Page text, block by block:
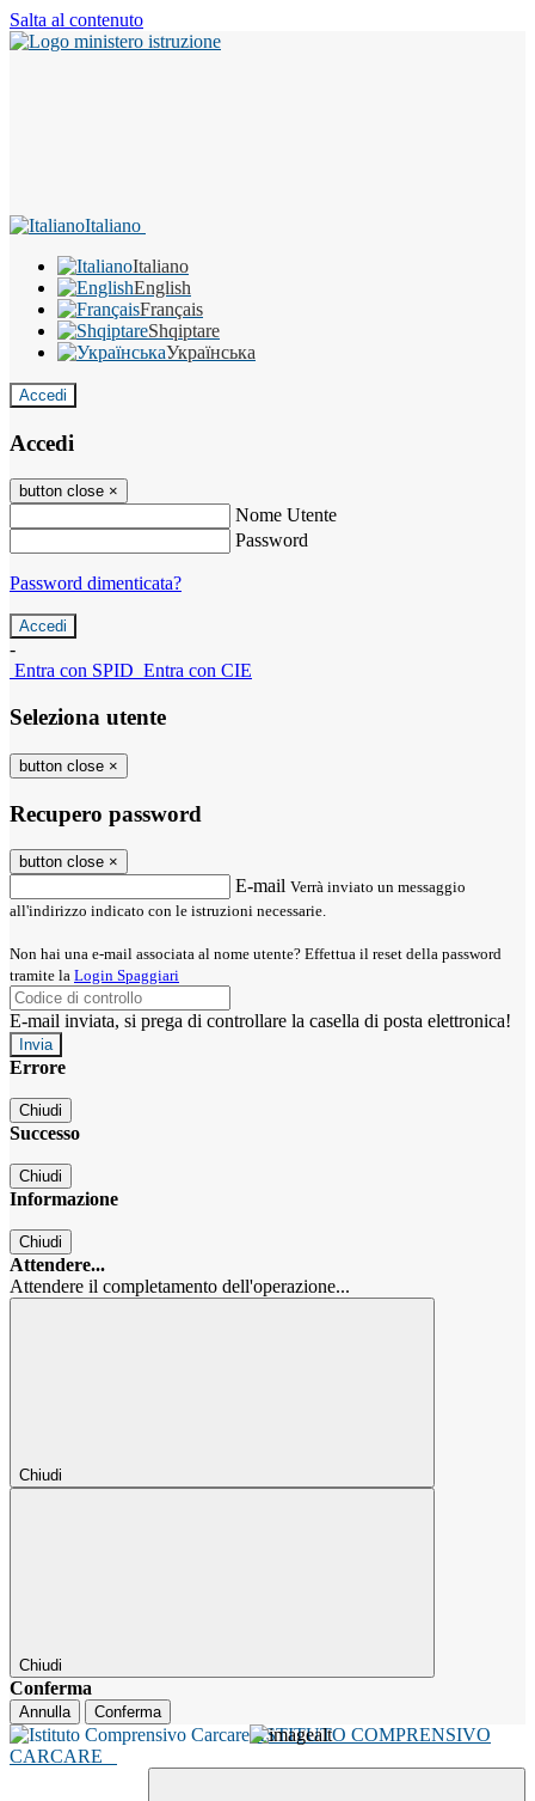
Salta al contenuto
Italiano
Italiano
English
Français
Shqiptare
Українська
Accedi
Accedi
button close ×
Nome Utente
Password
Password dimenticata?
-
Entra con SPID Entra con CIE
Seleziona utente
button close ×
Recupero password
button close ×
E-mail Verrà inviato un messaggio
all'indirizzo indicato con le istruzioni necessarie.
Non hai una e-mail associata al nome utente? Effettua il reset della password
tramite la Login Spaggiari
E-mail inviata, si prega di controllare la casella di posta elettronica!
Errore
Chiudi
Successo
Chiudi
Informazione
Chiudi
Attendere...
Attendere il completamento dell'operazione...
Chiudi
Chiudi
Conferma
Annulla Conferma
ISTITUTO COMPRENSIVO
CARCARE